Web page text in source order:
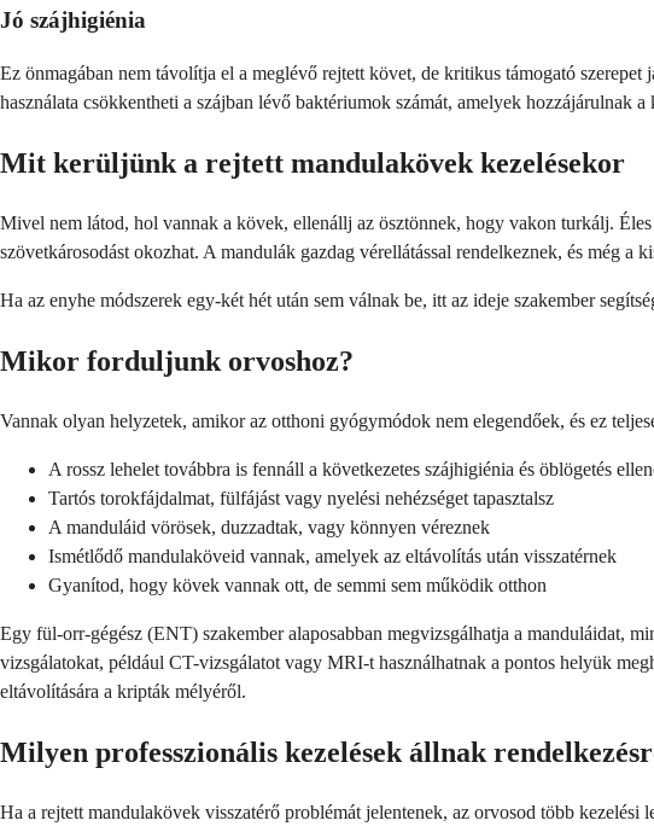
Jó szájhigiénia
Ez önmagában nem távolítja el a meglévő rejtett követ, de kritikus támogató
használata csökkentheti a szájban lévő baktériumok számát, amelyek hozzájárulnak a
Mit kerüljünk a rejtett mandulakövek kezelésekor
Mivel nem látod, hol vannak a kövek, ellenállj az ösztönnek, hogy vakon turkálj.
szövetkárosodást okozhat. A mandulák gazdag vérellátással rendelkeznek, és még a
Ha az enyhe módszerek egy-két hét után sem válnak be, itt az ideje szakember
Mikor forduljunk orvoshoz?
Vannak olyan helyzetek, amikor az otthoni gyógymódok nem elegendőek, és ez
A rossz lehelet továbbra is fennáll a következetes szájhigiénia és öblögetés
Tartós torokfájdalmat, fülfájást vagy nyelési nehézséget tapasztalsz
A manduláid vörösek, duzzadtak, vagy könnyen véreznek
Ismétlődő mandulaköveid vannak, amelyek az eltávolítás után visszatérnek
Gyanítod, hogy kövek vannak ott, de semmi sem működik otthon
Egy fül-orr-gégész (ENT) szakember alaposabban megvizsgálhatja a manduláidat,
vizsgálatokat, például CT-vizsgálatot vagy MRI-t használhatnak a pontos helyük
eltávolítására a kripták mélyéről.
Milyen professzionális kezelések állnak
Ha a rejtett mandulakövek visszatérő problémát jelentenek, az orvosod több